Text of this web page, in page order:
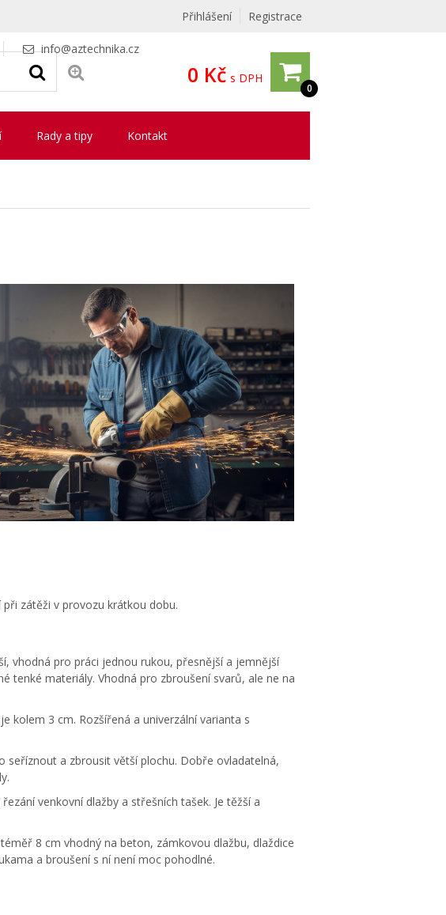
Přihlášení Registrace
info@aztechnika.cz
0
0 Kč s DPH
Rady a tipy Kontakt
při zátěži v provozu krátkou dobu.
vhodná pro práci jednou rukou, přesnější a jemnější
tenké materiály. Vhodná pro zbroušení svarů, ale ne na
kolem 3 cm. Rozšířená a univerzální varianta s
seříznout a zbrousit větší plochu. Dobře ovladatelná,
venkovní dlažby a střešních tašek. Je těžší a
8 cm vhodný na beton, zámkovou dlažbu, dlaždice
a broušení s ní není moc pohodlné.